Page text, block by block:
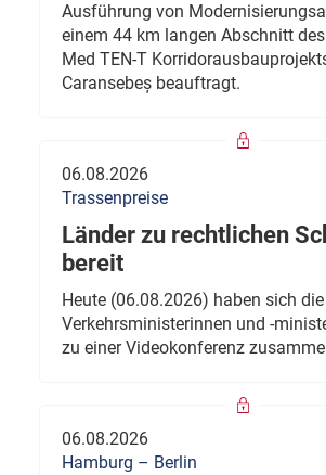
Ausführung von
einem 44 km langen Abschnitt
Med TEN-T
Caransebeș beauftragt.
06.08.2026
Trassenpreise
Länder zu rechtlichen
bereit
Heute (06.08.2026) haben sich die
Verkehrsministerinnen und -
zu einer Videokonferenz
06.08.2026
Hamburg – Berlin